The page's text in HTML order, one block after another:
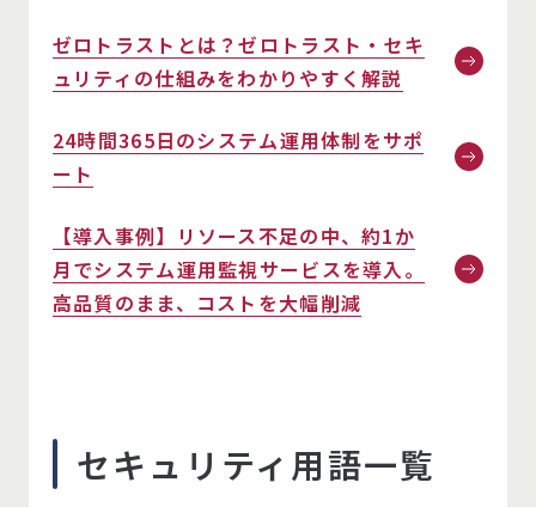
ゼロトラストとは？ゼロトラスト・セキ
ュリティの仕組みをわかりやすく解説
24時間365日のシステム運用体制をサポ
ート
【導入事例】リソース不足の中、約1か
月でシステム運用監視サービスを導入。
高品質のまま、コストを大幅削減
セキュリティ用語一覧